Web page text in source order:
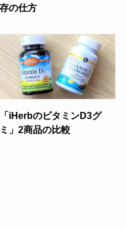
存の仕方
「iHerbのビタミンD3グ
ミ」2商品の比較